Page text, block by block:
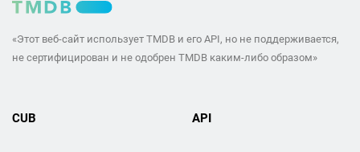
«Этот веб-сайт использует TMDB и его API, но не поддерживается,
не сертифицирован и не одобрен TMDB каким-либо образом»
CUB API